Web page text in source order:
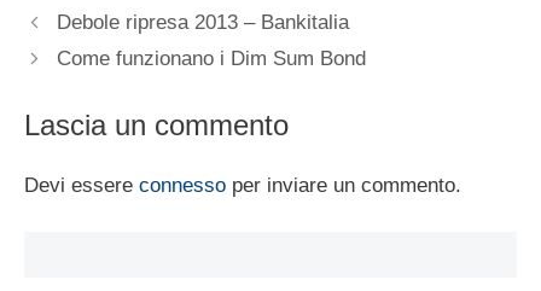
Debole ripresa 2013 – Bankitalia
Come funzionano i Dim Sum Bond
Lascia un commento
Devi essere connesso per inviare un commento.